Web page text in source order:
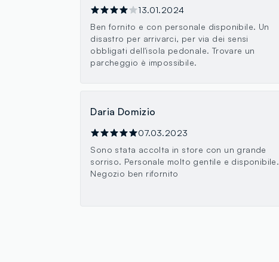
13.01.2024
Ben fornito e con personale disponibile. Un
disastro per arrivarci, per via dei sensi
obbligati dell'isola pedonale. Trovare un
parcheggio è impossibile.
Daria Domizio
07.03.2023
Sono stata accolta in store con un grande
sorriso. Personale molto gentile e disponibile.
Negozio ben rifornito